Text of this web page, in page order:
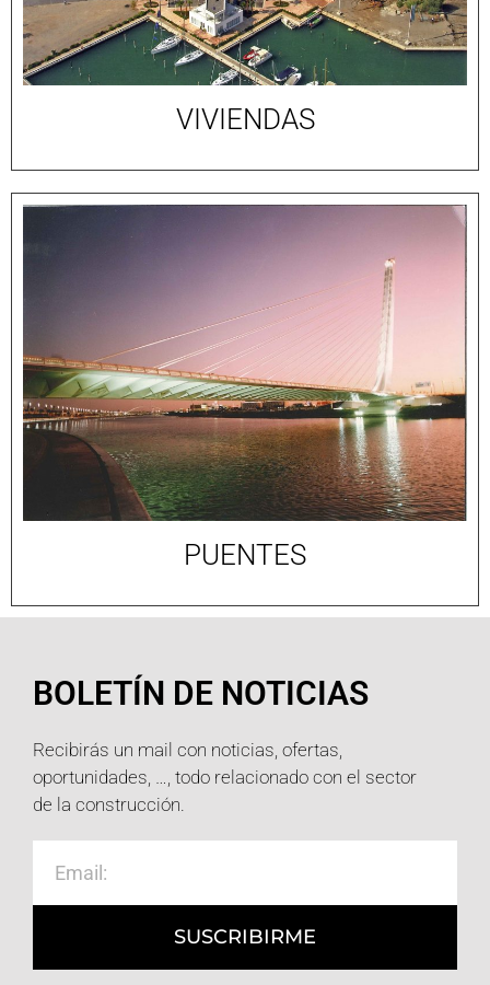
VIVIENDAS
PUENTES
BOLETÍN DE NOTICIAS
Recibirás un mail con noticias, ofertas,
oportunidades, …, todo relacionado con el sector
de la construcción.
SUSCRIBIRME